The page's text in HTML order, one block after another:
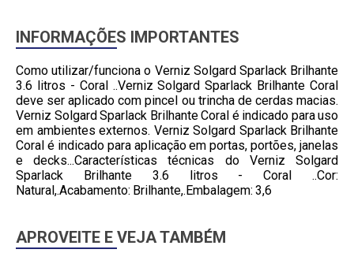
INFORMAÇÕES IMPORTANTES
Como utilizar/funciona o Verniz Solgard Sparlack Brilhante
3.6 litros - Coral ..Verniz Solgard Sparlack Brilhante Coral
deve ser aplicado com pincel ou trincha de cerdas macias.
Verniz Solgard Sparlack Brilhante Coral é indicado para uso
em ambientes externos. Verniz Solgard Sparlack Brilhante
Coral é indicado para aplicação em portas, portões, janelas
e decks...Características técnicas do Verniz Solgard
Sparlack Brilhante 3.6 litros - Coral ..Cor:
Natural,.Acabamento: Brilhante,.Embalagem: 3,6
APROVEITE E VEJA TAMBÉM